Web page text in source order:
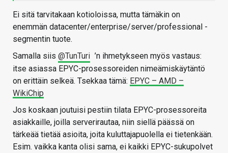
Ei sitä tarvitakaan kotioloissa, mutta tämäkin on
enemmän datacenter/enterprise/server/professional -
segmentin tuote.
Samalla siis @TunTuri ’n ihmetykseen myös vastaus:
itse asiassa EPYC-prosessoreiden nimeämiskäytäntö
on erittäin selkeä. Tsekkaa tämä: EPYC – AMD –
WikiChip
Jos koskaan joutuisi pestiin tilata EPYC-prosessoreita
asiakkaille, joilla serverirautaa, niin siellä päässä on
tärkeää tietää asioita, joita kuluttajapuolella ei tietenkään.
Esim. vaikka kanta olisi sama, ei kaikki EPYC-sukupolvet